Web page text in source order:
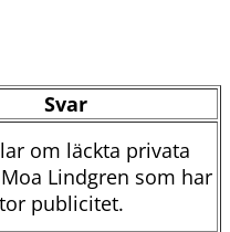
Svar
om läckta privata
Lindgren som har
publicitet.